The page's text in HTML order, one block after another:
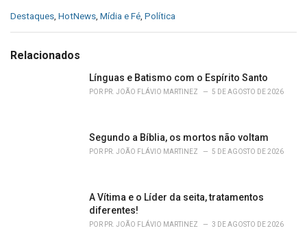
C
e
Destaques HotNews Mídia e Fé Política
Relacionados
Línguas e Batismo com o Espírito Santo
POR PR. JOÃO FLÁVIO MARTINEZ 5 DE AGOSTO DE 2026
Segundo a Bíblia, os mortos não voltam
POR PR. JOÃO FLÁVIO MARTINEZ 5 DE AGOSTO DE 2026
A Vítima e o Líder da seita, tratamentos
diferentes!
POR PR. JOÃO FLÁVIO MARTINEZ 3 DE AGOSTO DE 2026